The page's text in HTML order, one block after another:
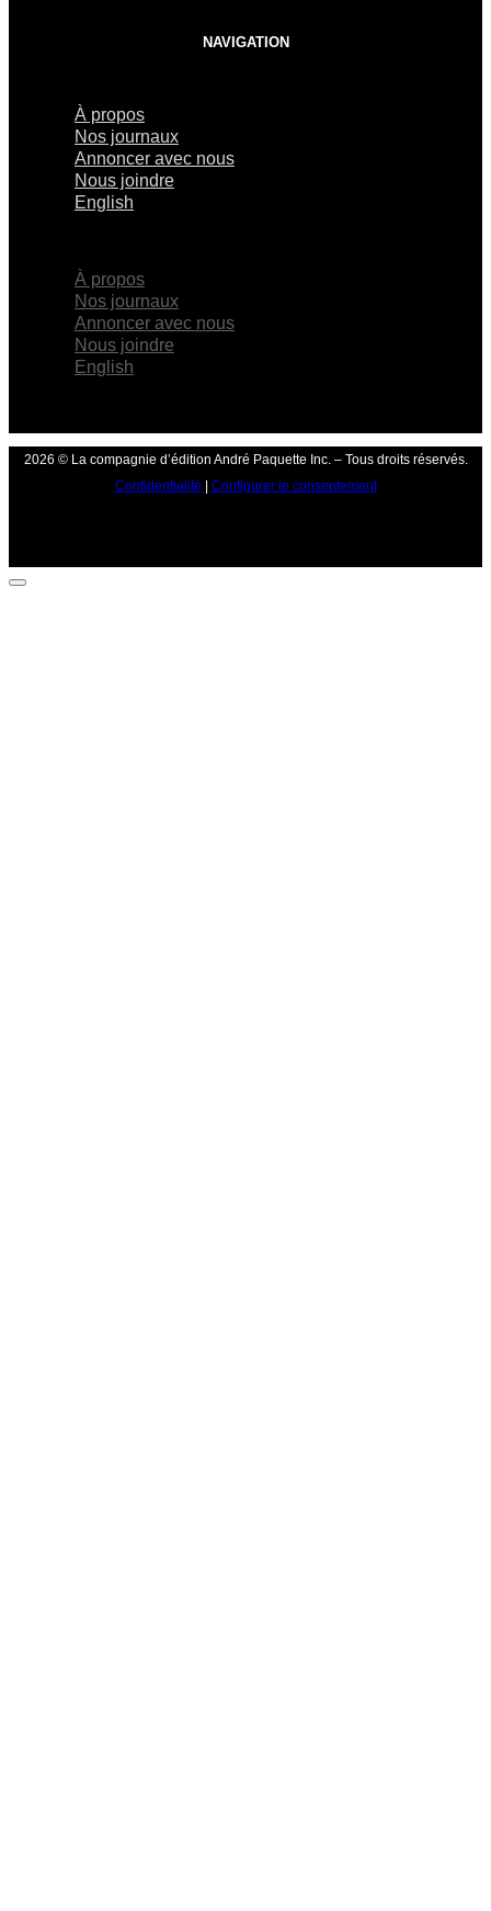
NAVIGATION
À propos
Nos journaux
Annoncer avec nous
Nous joindre
English
À propos
Nos journaux
Annoncer avec nous
Nous joindre
English
2026 © La compagnie d’édition André Paquette Inc. – Tous droits réservés.
Confidentialité
Configurer le consentement